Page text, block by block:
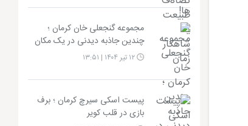
مجموعه گنجعلی خان کرمان ؛
چندین جاذبه دیدنی در یک مکان
۱۲ تیر ۱۴۰۴ | ۱۳:۵۱
پیست اسکی سیرچ کرمان ؛ برف
بازی در قلب کویر